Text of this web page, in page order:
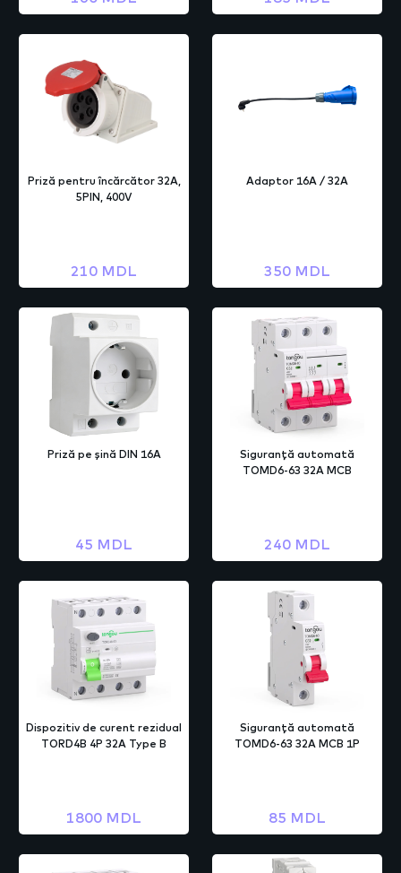
Priză pentru încărcător 32A,
5PIN, 400V
210 MDL
Adaptor 16A / 32A
350 MDL
Priză pe şină DIN 16A
45 MDL
Siguranță automată
TOMD6-63 32A MCB
240 MDL
Dispozitiv de curent rezidual
TORD4B 4P 32A Type B
1800 MDL
Siguranță automată
TOMD6-63 32A MCB 1P
85 MDL